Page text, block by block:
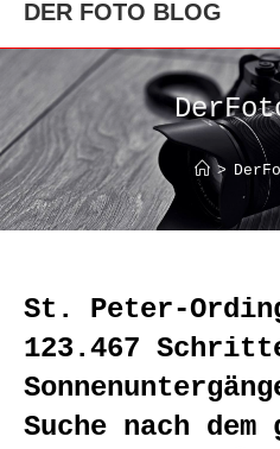
DER FOTO BLOG
>
St. Peter-
123.467
Suche nach dem